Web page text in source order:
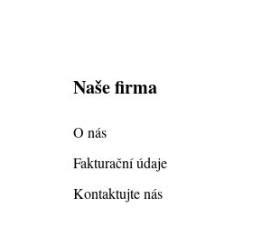
Naše firma
O nás
Fakturační údaje
Kontaktujte nás